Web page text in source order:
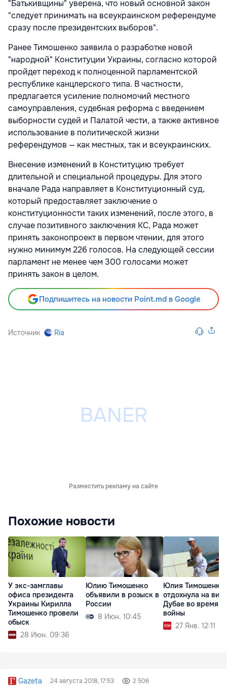
"Батькивщины" уверена, что новый основной закон
"следует принимать на всеукраинском референдуме
сразу после президентских выборов".
Ранее Тимошенко заявила о разработке новой
"народной" Конституции Украины, согласно которой
пройдет переход к полноценной парламентской
республике канцлерского типа. В частности,
предлагается усиление полномочий местного
самоуправления, судебная реформа с введением
выборности судей и Палатой чести, а также активное
использование в политической жизни
референдумов — как местных, так и всеукраинских.
Внесение изменений в Конституцию требует
длительной и специальной процедуры. Для этого
вначале Рада направляет в Конституционный суд,
который предоставляет заключение о
конституционности таких изменений, после этого, в
случае позитивного заключения КС, Рада может
принять законопроект в первом чтении, для этого
нужно минимум 226 голосов. На следующей сессии
парламент не менее чем 300 голосами может
принять закон в целом.
Подпишитесь на новости Point.md в Google
Источник Ria
Разместить рекламу на сайте
Похожие новости
У экс-замглавы
офиса президента
Украины Кирилла
Тимошенко провели
обыск
28 Июн. 09:36
Юлию Тимошенко
объявили в розыск в
России
8 Июн. 10:45
Юлия Тимошенко
отдохнула на
Дубае во время
войны
27 Янв. 12:11
Gazeta 24 августа 2018, 17:53 2 506